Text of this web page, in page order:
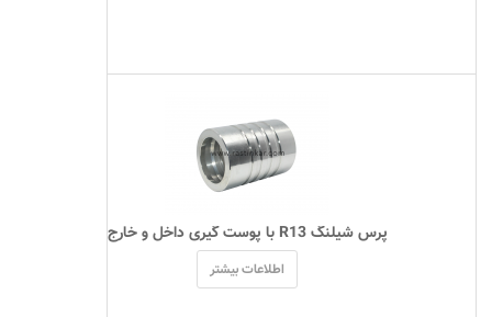
پرس شیلنگ R13 با پوست گیری داخل و خارج
اطلاعات بیشتر